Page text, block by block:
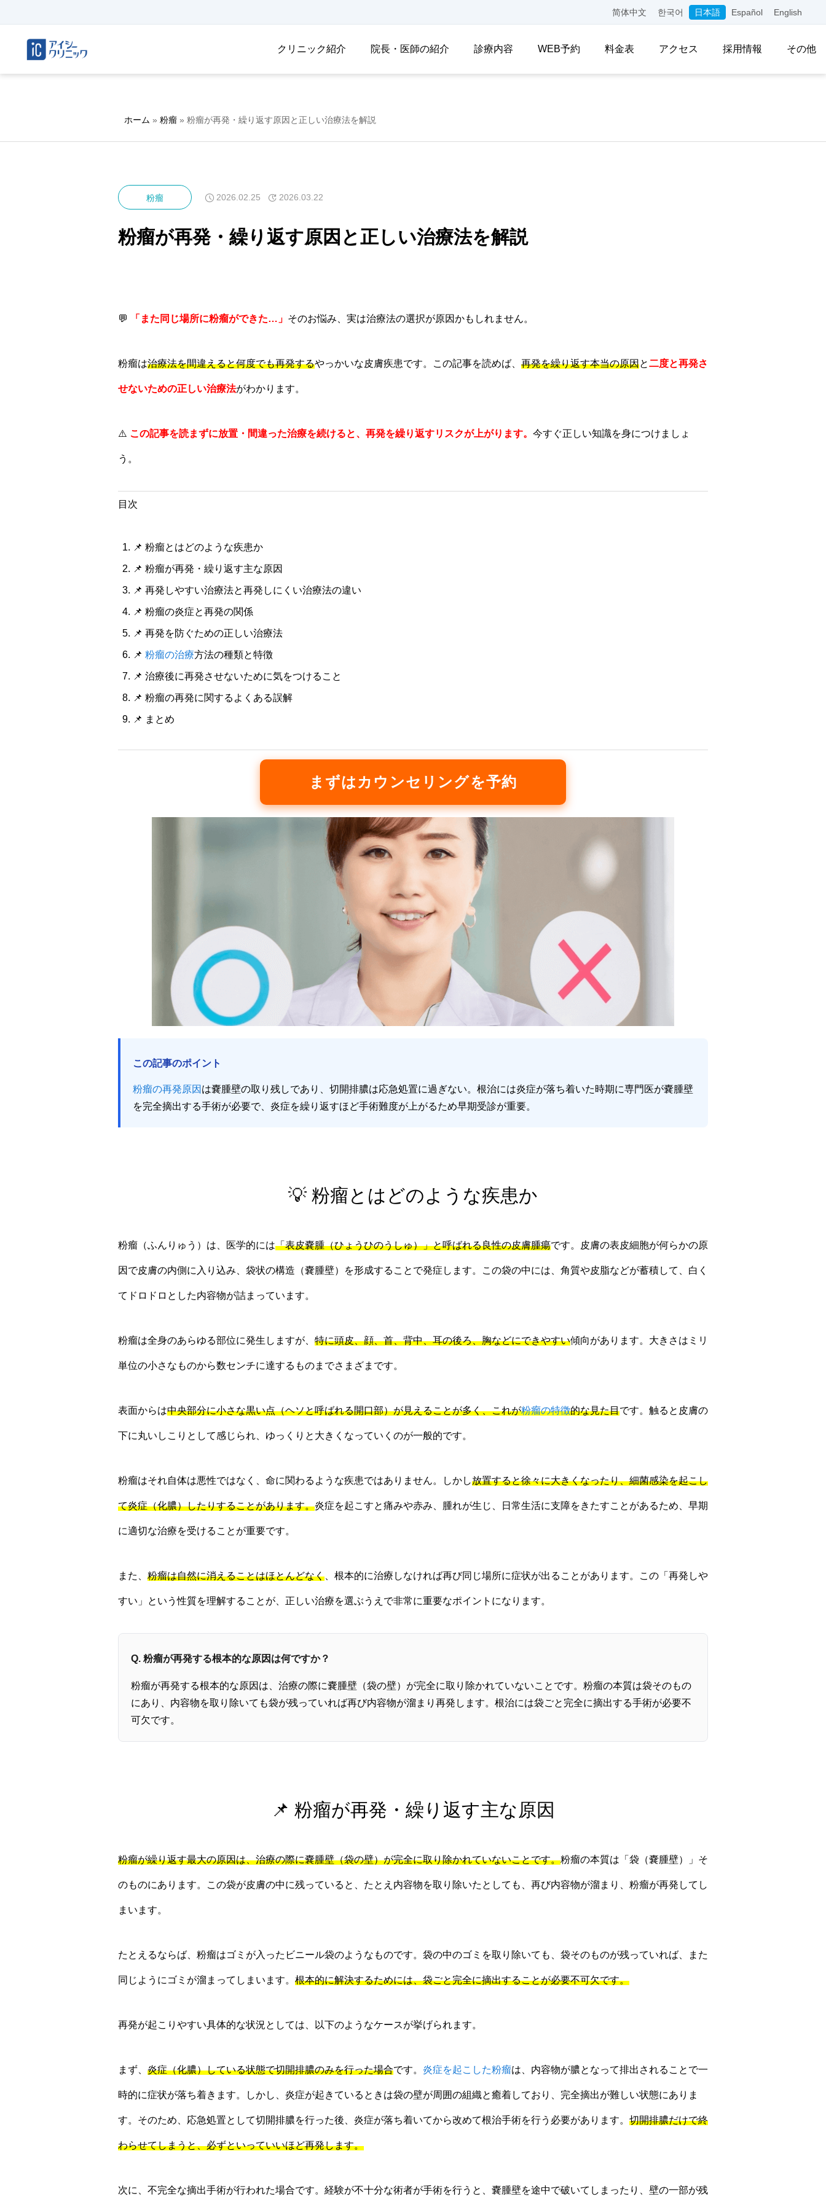
简体中文 한국어 日本語 Español English
クリニック紹介 院長・医師の紹介 診療内容 WEB予約 料金表 アクセス 採用情報 その他
ホーム » 粉瘤 » 粉瘤が再発・繰り返す原因と正しい治療法を解説
粉瘤 2026.02.25 2026.03.22
粉瘤が再発・繰り返す原因と正しい治療法を解説
💬 「また同じ場所に粉瘤ができた…」 そのお悩み、実は治療法の選択が原因かもしれません。
粉瘤は治療法を間違えると何度でも再発するやっかいな皮膚疾患です。この記事を読めば、 再発を繰り返す本当の原因と二度と再発さ
せないための正しい治療法がわかります。
⚠️ この記事を読まずに放置・間違った治療を続けると、再発を繰り返すリスクが上がります。 今すぐ正しい知識を身につけましょ
う。
目次
📌 粉瘤とはどのような疾患か
📌 粉瘤が再発・繰り返す主な原因
📌 再発しやすい治療法と再発しにくい治療法の違い
📌 粉瘤の炎症と再発の関係
📌 再発を防ぐための正しい治療法
📌 粉瘤の治療方法の種類と特徴
📌 治療後に再発させないために気をつけること
📌 粉瘤の再発に関するよくある誤解
📌 まとめ
まずはカウンセリングを予約
この記事のポイント
粉瘤の再発原因 は嚢腫壁の取り残しであり、切開排膿は応急処置に過ぎない。根治には炎症が落ち着いた時期に専門医が嚢腫壁
を完全摘出する手術が必要で、炎症を繰り返すほど手術難度が上がるため早期受診が重要。
💡 粉瘤とはどのような疾患か
粉瘤（ふんりゅう）は、医学的には「表皮嚢腫（ひょうひのうしゅ）」と呼ばれる良性の皮膚腫瘍です。皮膚の表皮細胞が何らかの原
因で皮膚の内側に入り込み、袋状の構造（嚢腫壁）を形成することで発症します。この袋の中には、角質や皮脂などが蓄積して、白く
てドロドロとした内容物が詰まっています。
粉瘤は全身のあらゆる部位に発生しますが、 特に頭皮、顔、首、背中、耳の後ろ、胸などにできやすい傾向があります。大きさはミリ
単位の小さなものから数センチに達するものまでさまざまです。
表面からは中央部分に小さな黒い点（ヘソと呼ばれる開口部）が見えることが多く、これが粉瘤の特徴的な見た目です。触ると皮膚の
下に丸いしこりとして感じられ、ゆっくりと大きくなっていくのが一般的です。
粉瘤はそれ自体は悪性ではなく、命に関わるような疾患ではありません。しかし放置すると徐々に大きくなったり、細菌感染を起こし
て炎症（化膿）したりすることがあります。炎症を起こすと痛みや赤み、腫れが生じ、日常生活に支障をきたすことがあるため、早期
に適切な治療を受けることが重要です。
また、 粉瘤は自然に消えることはほとんどなく 、根本的に治療しなければ再び同じ場所に症状が出ることがあります。この「再発しや
すい」という性質を理解することが、正しい治療を選ぶうえで非常に重要なポイントになります。
Q. 粉瘤が再発する根本的な原因は何ですか？
粉瘤が再発する根本的な原因は、治療の際に嚢腫壁（袋の壁）が完全に取り除かれていないことです。粉瘤の本質は袋そのもの
にあり、内容物を取り除いても袋が残っていれば再び内容物が溜まり再発します。根治には袋ごと完全に摘出する手術が必要不
可欠です。
📌 粉瘤が再発・繰り返す主な原因
粉瘤が繰り返す最大の原因は、治療の際に嚢腫壁（袋の壁）が完全に取り除かれていないことです。粉瘤の本質は「袋（嚢腫壁）」そ
のものにあります。この袋が皮膚の中に残っていると、たとえ内容物を取り除いたとしても、再び内容物が溜まり、粉瘤が再発してし
まいます。
たとえるならば、粉瘤はゴミが入ったビニール袋のようなものです。袋の中のゴミを取り除いても、袋そのものが残っていれば、また
同じようにゴミが溜まってしまいます。 根本的に解決するためには、袋ごと完全に摘出することが必要不可欠です。
再発が起こりやすい具体的な状況としては、以下のようなケースが挙げられます。
まず、 炎症（化膿）している状態で切開排膿のみを行った場合です。 炎症を起こした粉瘤は、内容物が膿となって排出されることで一
時的に症状が落ち着きます。しかし、炎症が起きているときは袋の壁が周囲の組織と癒着しており、完全摘出が難しい状態にありま
す。そのため、応急処置として切開排膿を行った後、炎症が落ち着いてから改めて根治手術を行う必要があります。 切開排膿だけで終
わらせてしまうと、必ずといっていいほど再発します。
次に、不完全な摘出手術が行われた場合です。経験が不十分な術者が手術を行うと、嚢腫壁を途中で破いてしまったり、壁の一部が残